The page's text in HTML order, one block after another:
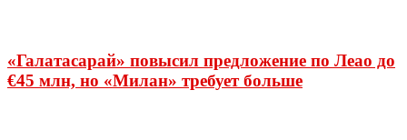
«Галатасарай» повысил предложение по Леао до
€45 млн, но «Милан» требует больше